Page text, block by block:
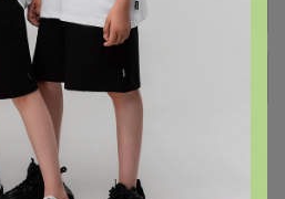
12 каталогов
Выбор экспертов